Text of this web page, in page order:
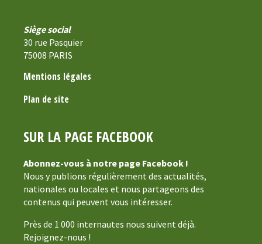
Siège social
30 rue Pasquier
75008 PARIS
Mentions légales
Plan de site
SUR LA PAGE FACEBOOK
Abonnez-vous à notre page Facebook !
Nous y publions régulièrement des actualités,
nationales ou locales et nous partageons des
contenus qui peuvent vous intéresser.
Près de 1 000 internautes nous suivent déjà.
Rejoignez-nous !